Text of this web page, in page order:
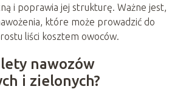
i poprawia jej strukturę. Ważne jest,
które może prowadzić do
liści kosztem owoców.
nawozów
i zielonych?